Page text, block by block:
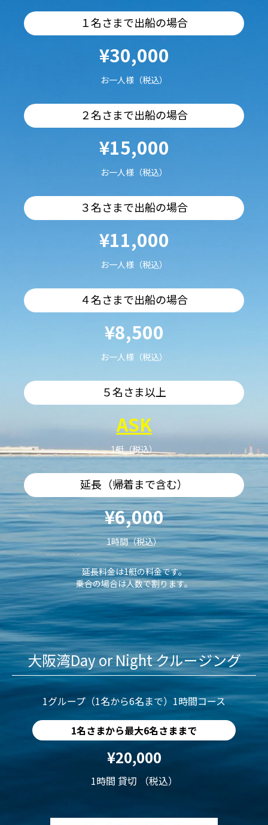
１名さまで出船の場合
¥30,000
お一人様（税込）
２名さまで出船の場合
¥15,000
お一人様（税込）
３名さまで出船の場合
¥11,000
お一人様（税込）
４名さまで出船の場合
¥8,500
お一人様（税込）
５名さま以上
ASK
1艇（税込）
延長（帰着まで含む）
¥6,000
1時間（税込）
延長料金は1艇の料金です。
乗合の場合は人数で割ります。
大阪湾Day or Night クルージング
1グループ（1名から6名まで）1時間コース
1名さまから最大6名さままで
¥20,000
1時間 貸切 （税込）